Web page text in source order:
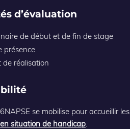
d’évaluation
de début et de fin de stage
présence
de réalisation
se mobilise pour accueillir les
situation de handicap.